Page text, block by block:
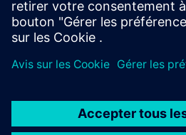
propre produit